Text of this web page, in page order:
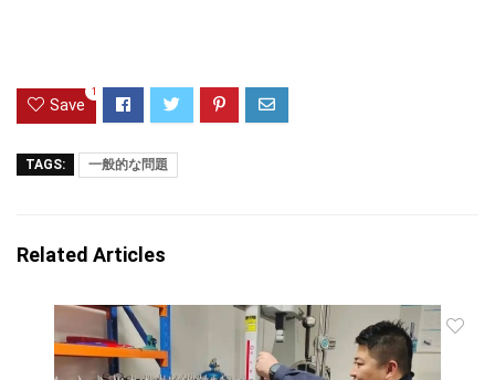
Save
1
TAGS: 一般的な問題
Related Articles